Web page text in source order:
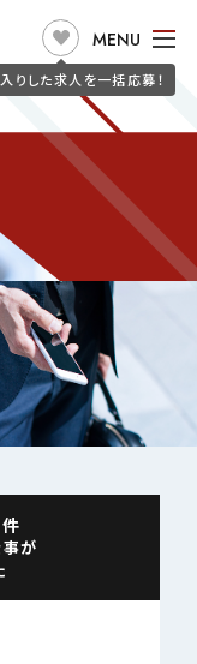
りした求人を一括応募！
MENU
US
告
が